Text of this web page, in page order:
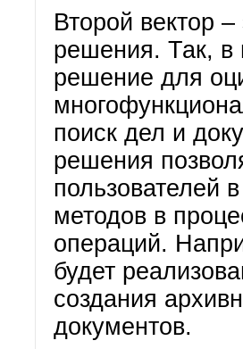
Второй вектор –
решения. Так, в
решение для
поиск дел и
решения
пользователей
методов в
операций.
будет
создания
документов.